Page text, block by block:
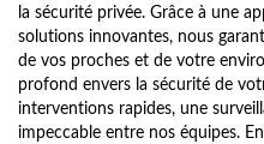
la sécurité privée. Grâce à une
solutions innovantes, nous
de vos proches et de votre
profond envers la sécurité de
interventions rapides, une
impeccable entre nos équipes.